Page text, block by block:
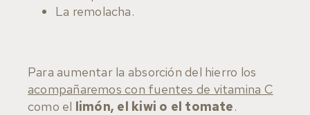
La remolacha.
Para aumentar la absorción del hierro los
acompañaremos con fuentes de vitamina C
como el limón, el kiwi o el tomate.